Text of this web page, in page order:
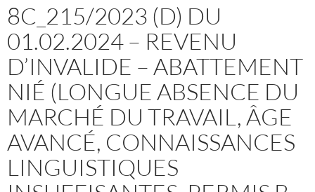
8C_215/2023 (D) DU
01.02.2024 – REVENU
D’INVALIDE – ABATTEMENT
NIÉ (LONGUE ABSENCE DU
MARCHÉ DU TRAVAIL, ÂGE
AVANCÉ, CONNAISSANCES
LINGUISTIQUES